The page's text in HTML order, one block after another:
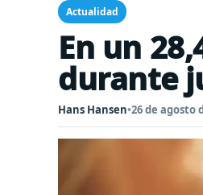
Actualidad
En un
durante
Hans Hansen•26 de agosto